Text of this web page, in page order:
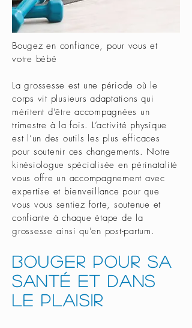
Bougez en confiance, pour vous et
votre bébé
La grossesse est une période où le
corps vit plusieurs adaptations qui
méritent d’être accompagnées un
trimestre à la fois. L’activité physique
est l’un des outils les plus efficaces
pour soutenir ces changements. Notre
kinésiologue spécialisée en périnatalité
vous offre un accompagnement avec
expertise et bienveillance pour que
vous vous sentiez forte, soutenue et
confiante à chaque étape de la
grossesse ainsi qu’en post-partum.
Bouger pour sa
santé et dans
le plaisir